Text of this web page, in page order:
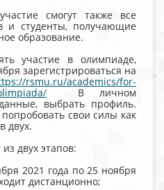
смогут также все
и студенты, получающие
образование.
участие в олимпиаде,
зарегистрироваться на
rsmu.ru/academics/for-
В личном
выбрать профиль.
свои силы как
двух.
двух этапов:
2021 года по 25 ноября
дистанционно;